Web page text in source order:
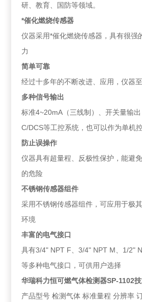
研、教育、国防等领域。
*催化燃烧传感器
仪器采用*催化燃烧传感器，具有很强
力
简单可靠
经过十多年的不断改进、应用，仪器
多种信号输出
标准4~20mA（三线制）、开关量输出
C/DCS等工控系统，也可以作为单机
防止误操作
仪器具有超量程、反极性保护，能避
的危险
不锈钢传感器组件
采用不锈钢传感器组件，可应用于极
环境
丰富的电气接口
具有3/4" NPT F、3/4" NPT M、1/2"
等多种电气接口，可供用户选择
华瑞科力恒可燃气体检测器SP-1102
产品型号 检测气体 标准量程 分辨率